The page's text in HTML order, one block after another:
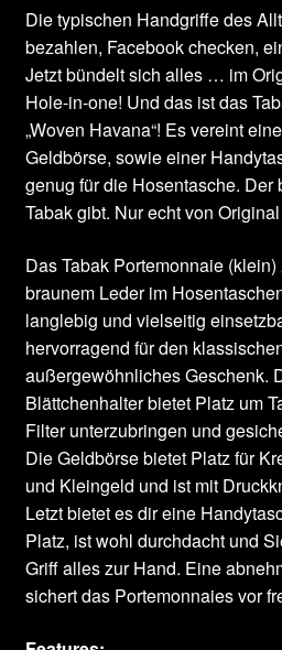
Die typischen Handgriffe des
bezahlen, Facebook checken,
Jetzt bündelt sich alles … im
Hole-in-one! Und das ist das
„Woven Havana“! Es vereint
Geldbörse, sowie einer
genug für die Hosentasche. Der
Tabak gibt. Nur echt von
Das Tabak Portemonnaie (klein)
braunem Leder im
langlebig und vielseitig
hervorragend für den
außergewöhnliches Geschenk.
Blättchenhalter bietet Platz um
Filter unterzubringen und
Die Geldbörse bietet Platz für
und Kleingeld und ist mit
Letzt bietet es dir eine
Platz, ist wohl durchdacht und
Griff alles zur Hand. Eine
sichert das Portemonnaies vor